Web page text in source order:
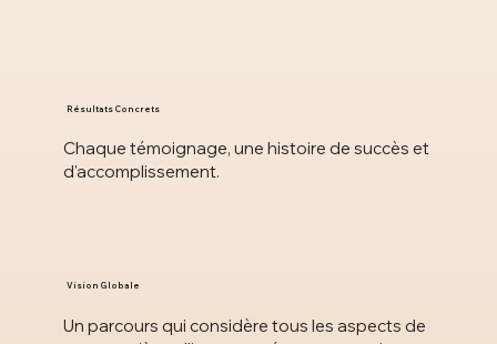
Chaque témoignage, une histoire de succès et
d'accomplissement.
Résultats Concrets
Un parcours qui considère tous les aspects de
Vision Globale